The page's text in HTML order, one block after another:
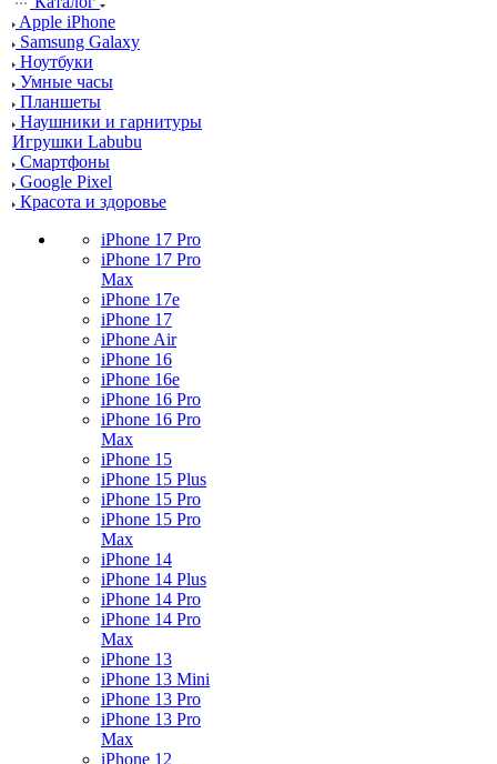
Apple iPhone
Samsung Galaxy
Ноутбуки
Умные часы
Планшеты
Наушники и гарнитуры
Игрушки Labubu
Смартфоны
Google Pixel
Красота и здоровье
iPhone 17 Pro
iPhone 17 Pro
Max
iPhone 17e
iPhone 17
iPhone Air
iPhone 16
iPhone 16e
iPhone 16 Pro
iPhone 16 Pro
Max
iPhone 15
iPhone 15 Plus
iPhone 15 Pro
iPhone 15 Pro
Max
iPhone 14
iPhone 14 Plus
iPhone 14 Pro
iPhone 14 Pro
Max
iPhone 13
iPhone 13 Mini
iPhone 13 Pro
iPhone 13 Pro
Max
iPhone 12